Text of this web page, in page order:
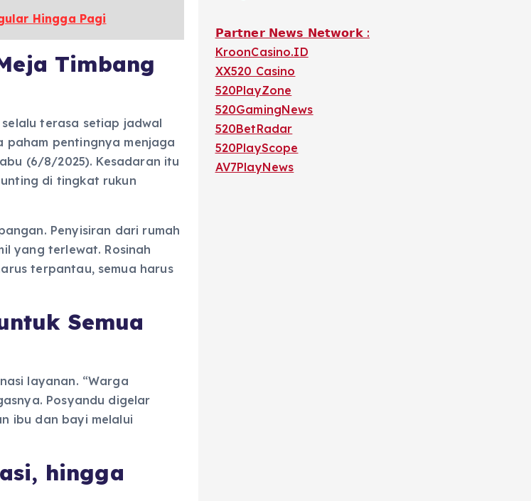
Hingga Pagi
Timbang
selalu terasa setiap jadwal
pentingnya menjaga
(6/8/2025). Kesadaran itu
di tingkat rukun
Penyisiran dari rumah
yang terlewat. Rosinah
terpantau, semua harus
Semua
layanan. “Warga
Posyandu digelar
ibu dan bayi melalui
hingga
𝗣𝗮𝗿𝘁𝗻𝗲𝗿 𝗡𝗲𝘄𝘀 𝗡𝗲𝘁𝘄𝗼𝗿𝗸 :
KroonCasino.ID
XX520 Casino
520PlayZone
520GamingNews
520BetRadar
520PlayScope
AV7PlayNews